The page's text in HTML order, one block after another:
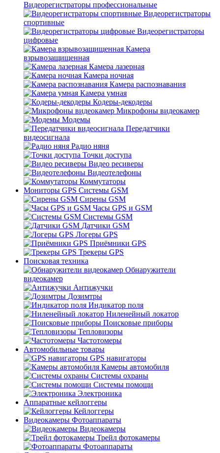
Видеорегистраторы профессиональные
Видеорегистраторы
спортивные
Видеорегистраторы
цифровые
Камера
взрывозащищенная
Камера лазерная
Камера ночная
Камера распознавания
Камера умная
Кодеры-декодеры
Микрофоны видеокамер
Модемы
Передатчики
видеосигнала
Радио няня
Точки доступа
Видео ресиверы
Видеотелефоны
Коммутаторы
Мониторы GPS Системы GSM
Сирены GSM
Часы GPS и GSM
Системы GSM
Датчики GSM
Логеры GPS
Приёмники GPS
Трекеры GPS
Поисковая техника
Обнаружители
видеокамер
Антижучки
Дозимтры
Индикатор поля
Ниленейный локатор
Поисковые приборы
Тепловизоры
Частотомеры
Автомобильные товары
GPS навигаторы
Камеры автомобиля
Системы охраны
Системы помощи
Электроника
Аппаратные кейлоггеры
Кейлоггеры
Видеокамеры Фотоаппараты
Видеокамеры
Трейл фотокамеры
Фотоаппараты